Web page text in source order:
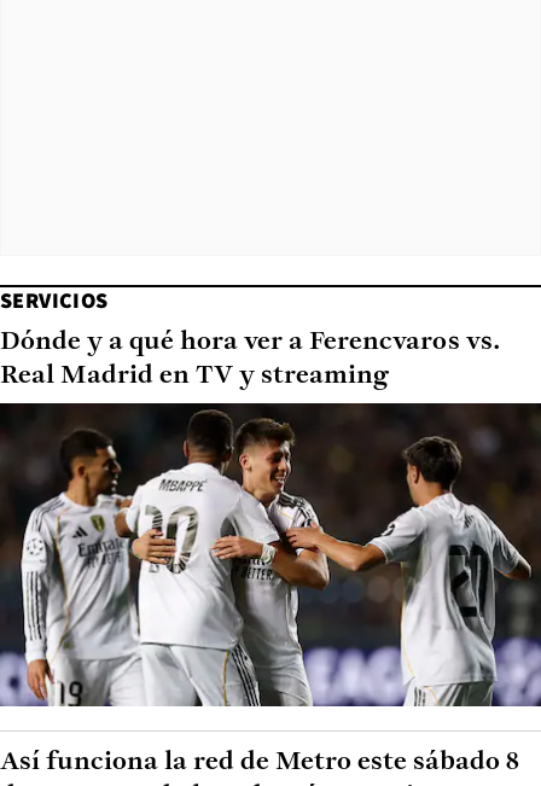
SERVICIOS
Dónde y a qué hora ver a Ferencvaros vs.
Real Madrid en TV y streaming
Así funciona la red de Metro este sábado 8